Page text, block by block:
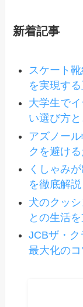
新着記事
スケート
を実現す
大学生で
い選び方
アズノー
クを避け
くしゃみ
を徹底解説
犬のクッ
との生活
JCBザ・ク
最大化の